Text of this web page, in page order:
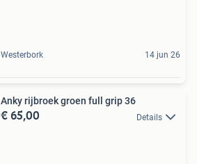
Westerbork 14 jun 26
Anky rijbroek groen full grip 36
€ 65,00 Details